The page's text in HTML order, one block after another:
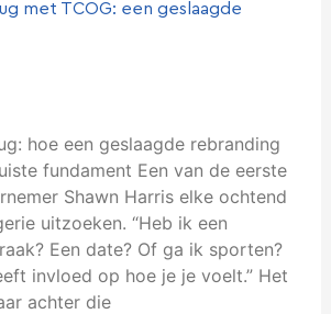
met TCOG: een geslaagde
hoe een geslaagde rebranding
fundament Een van de eerste
Shawn Harris elke ochtend
uitzoeken. “Heb ik een
Een date? Of ga ik sporten?
invloed op hoe je je voelt.” Het
achter die